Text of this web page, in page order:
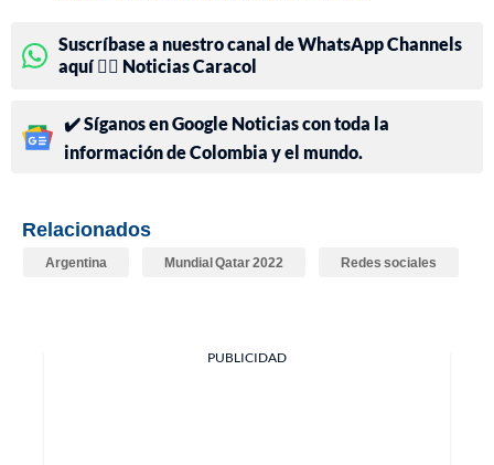
Suscríbase a nuestro canal de WhatsApp Channels
aquí 👉🏻 Noticias Caracol
✔️ Síganos en Google Noticias con toda la
información de Colombia y el mundo.
Relacionados
Argentina Mundial Qatar 2022 Redes sociales
PUBLICIDAD